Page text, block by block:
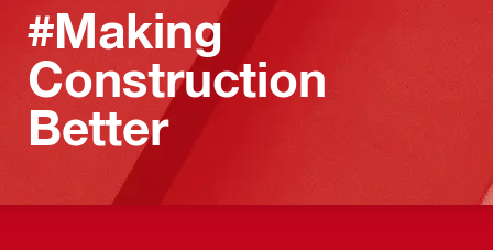
#Making
Construction
Better